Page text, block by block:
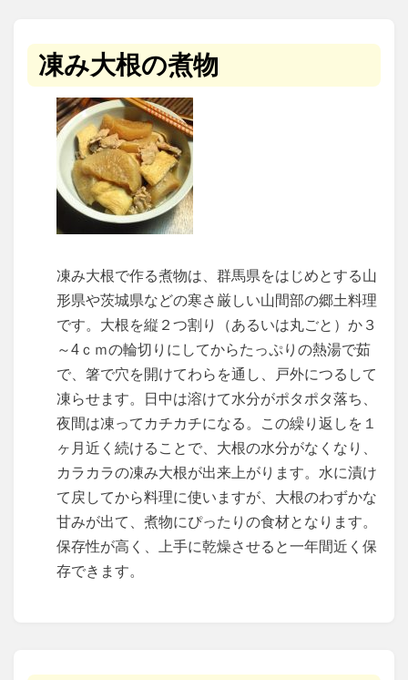
凍み大根の煮物
凍み大根で作る煮物は、群馬県をはじめとする山
形県や茨城県などの寒さ厳しい山間部の郷土料理
です。大根を縦２つ割り（あるいは丸ごと）か３
～4ｃｍの輪切りにしてからたっぷりの熱湯で茹
で、箸で穴を開けてわらを通し、戸外につるして
凍らせます。日中は溶けて水分がポタポタ落ち、
夜間は凍ってカチカチになる。この繰り返しを１
ヶ月近く続けることで、大根の水分がなくなり、
カラカラの凍み大根が出来上がります。水に漬け
て戻してから料理に使いますが、大根のわずかな
甘みが出て、煮物にぴったりの食材となります。
保存性が高く、上手に乾燥させると一年間近く保
存できます。